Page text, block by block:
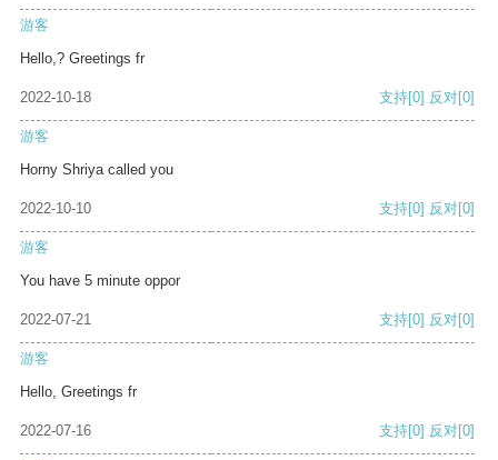
游客
Hello,? Greetings fr
2022-10-18 支持[0] 反对[0]
游客
Horny Shriya called you
2022-10-10 支持[0] 反对[0]
游客
You have 5 minute oppor
2022-07-21 支持[0] 反对[0]
游客
Hello, Greetings fr
2022-07-16 支持[0] 反对[0]